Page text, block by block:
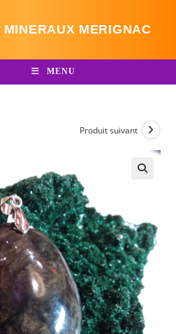
MERIGNAC
MENU
Produit suivant